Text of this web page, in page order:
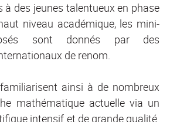
à des jeunes talentueux en phase
niveau académique, les mini-
sont donnés par des
de renom.
ainsi à de nombreux
mathématique actuelle via un
intensif et de grande qualité.